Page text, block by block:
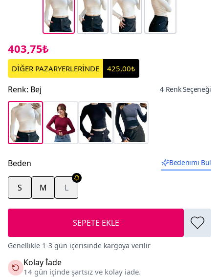
403,75₺
DİĞER PAZARYERLERİNDE 425,00₺
Renk: Bej 4 Renk Seçeneği
Beden Bedenimi Bul
S M L
SEPETE EKLE
Genellikle 1-3 gün içerisinde kargoya verilir
Kolay İade
14 gün içinde şartsız ve kolay iade.